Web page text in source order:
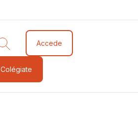
Accede
Colégiate